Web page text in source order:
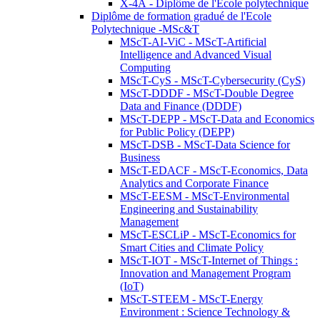
X-4A - Diplôme de l'Ecole polytechnique
Diplôme de formation gradué de l'Ecole
Polytechnique -MSc&T
MScT-AI-ViC - MScT-Artificial
Intelligence and Advanced Visual
Computing
MScT-CyS - MScT-Cybersecurity (CyS)
MScT-DDDF - MScT-Double Degree
Data and Finance (DDDF)
MScT-DEPP - MScT-Data and Economics
for Public Policy (DEPP)
MScT-DSB - MScT-Data Science for
Business
MScT-EDACF - MScT-Economics, Data
Analytics and Corporate Finance
MScT-EESM - MScT-Environmental
Engineering and Sustainability
Management
MScT-ESCLiP - MScT-Economics for
Smart Cities and Climate Policy
MScT-IOT - MScT-Internet of Things :
Innovation and Management Program
(IoT)
MScT-STEEM - MScT-Energy
Environment : Science Technology &